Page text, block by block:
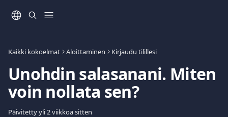
Kaikki kokoelmat Aloittaminen Kirjaudu tilillesi
Unohdin salasanani. Miten
voin nollata sen?
Päivitetty yli 2 viikkoa sitten